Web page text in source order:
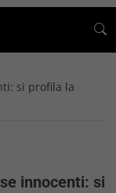
si profila la
innocenti: si